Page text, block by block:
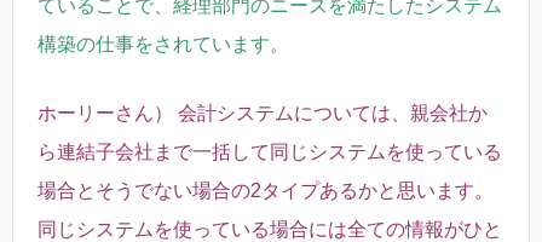
ていることで、経理部門のニーズを満たしたシステム
構築の仕事をされています。
ホーリーさん） 会計システムについては、親会社か
ら連結子会社まで一括して同じシステムを使っている
場合とそうでない場合の2タイプあるかと思います。
同じシステムを使っている場合には全ての情報がひと